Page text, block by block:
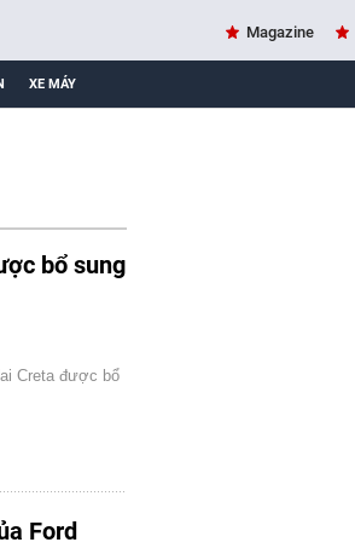
Magazine
XE MÁY
bổ sung
Creta được bổ
Ford